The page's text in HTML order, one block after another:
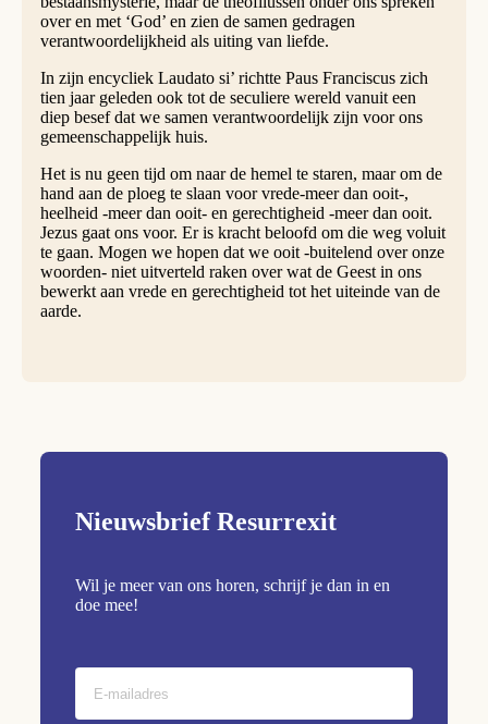
over en met ‘God’ en zien de samen gedragen
verantwoordelijkheid als uiting van liefde.
In zijn encycliek Laudato si’ richtte Paus Franciscus zich
tien jaar geleden ook tot de seculiere wereld vanuit een
diep besef dat we samen verantwoordelijk zijn voor ons
gemeenschappelijk huis.
Het is nu geen tijd om naar de hemel te staren, maar om de
hand aan de ploeg te slaan voor vrede-meer dan ooit-,
heelheid -meer dan ooit- en gerechtigheid -meer dan ooit.
Jezus gaat ons voor. Er is kracht beloofd om die weg voluit
te gaan. Mogen we hopen dat we ooit -buitelend over onze
woorden- niet uitverteld raken over wat de Geest in ons
bewerkt aan vrede en gerechtigheid tot het uiteinde van de
aarde.
Nieuwsbrief Resurrexit
Wil je meer van ons horen, schrijf je dan in en
doe mee!